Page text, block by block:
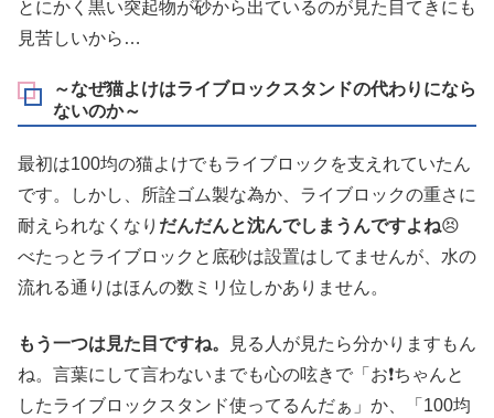
とにかく黒い突起物が砂から出ているのが見た目てきにも
見苦しいから…
～なぜ猫よけはライブロックスタンドの代わりになら
ないのか～
最初は100均の猫よけでもライブロックを支えれていたん
です。しかし、所詮ゴム製な為か、ライブロックの重さに
耐えられなくなり だんだんと沈んでしまうんですよね😣
べたっとライブロックと底砂は設置はしてませんが、水の
流れる通りはほんの数ミリ位しかありません。
もう一つは見た目ですね。
見る人が見たら分かりますもん
ね。言葉にして言わないまでも心の呟きで「お❗ちゃんと
したライブロックスタンド使ってるんだぁ」か、「100均